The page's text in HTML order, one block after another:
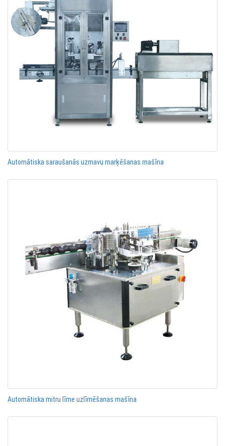
Automātiska saraušanās uzmavu marķēšanas mašīna
Automātiska mitru līme uzlīmēšanas mašīna